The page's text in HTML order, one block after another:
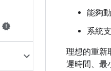
能夠
系統
理想的重新
遲時間、最